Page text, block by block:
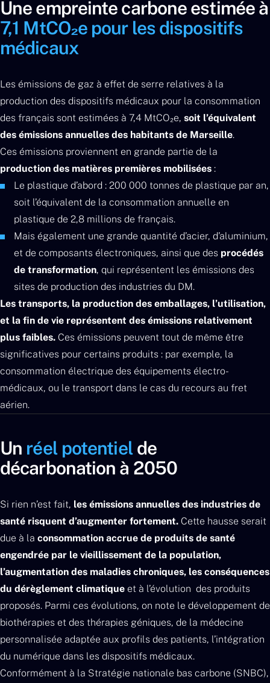
Une empreinte carbone estimée à
7,1 MtCO₂e pour les dispositifs
médicaux
Les émissions de gaz à effet de serre relatives à la
production des dispositifs médicaux pour la consommation
des français sont estimées à 7,4 MtCO₂e, soit l’équivalent
des émissions annuelles des habitants de Marseille.
Ces émissions proviennent en grande partie de la
production des matières premières mobilisées :
Le plastique d’abord : 200 000 tonnes de plastique par an,
soit l’équivalent de la consommation annuelle en
plastique de 2,8 millions de français.
Mais également une grande quantité d’acier, d’aluminium,
et de composants électroniques, ainsi que des procédés
de transformation, qui représentent les émissions des
sites de production des industries du DM.
Les transports, la production des emballages, l’utilisation,
et la fin de vie représentent des émissions relativement
plus faibles. Ces émissions peuvent tout de même être
significatives pour certains produits : par exemple, la
consommation électrique des équipements électro-
médicaux, ou le transport dans le cas du recours au fret
aérien.
Un réel potentielde
décarbonation à 2050
Si rien n’est fait, les émissions annuelles des industries de
santé risquent d’augmenter fortement. Cette hausse serait
due à la consommation accrue de produits de santé
engendrée par le vieillissement de la population,
l’augmentation des maladies chroniques, les conséquences
du dérèglement climatique et à l’évolution des produits
proposés. Parmi ces évolutions, on note le développement de
biothérapies et des thérapies géniques, de la médecine
personnalisée adaptée aux profils des patients, l’intégration
du numérique dans les dispositifs médicaux.
Conformément à la Stratégie nationale bas carbone (SNBC),